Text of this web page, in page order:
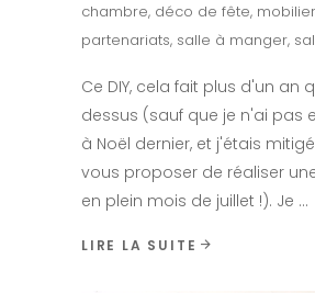
chambre, déco de fête, mobilier
partenariats, salle à manger,
Ce DIY, cela fait plus d'un an
dessus (sauf que je n'ai pas
à Noël dernier, et j'étais
vous proposer de réaliser
en plein mois de juillet !). Je
LIRE LA SUITE